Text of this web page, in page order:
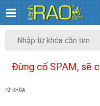
Đừng cố SPAM, sẽ
TỪ KHÓA